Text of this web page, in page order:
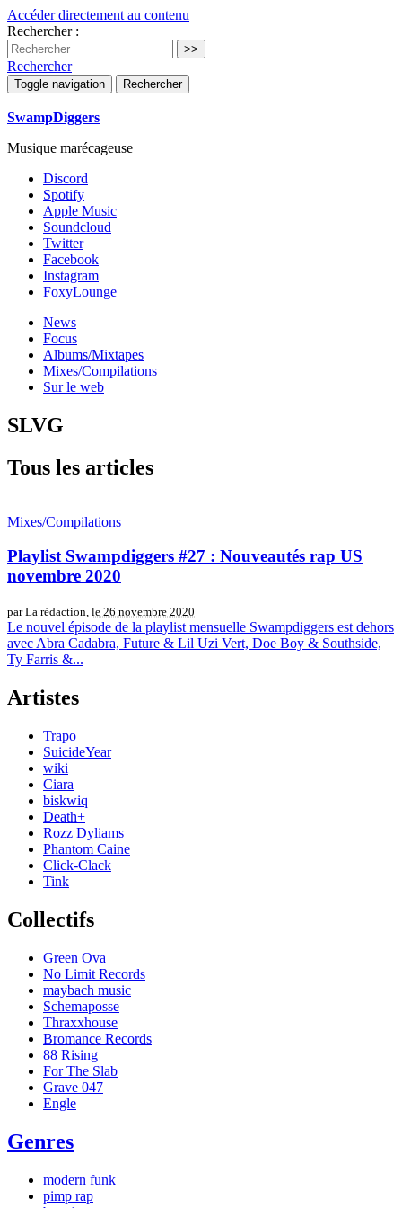
Accéder directement au contenu
Rechercher :
Rechercher
Toggle navigation Rechercher
SwampDiggers
Musique marécageuse
Discord
Spotify
Apple Music
Soundcloud
Twitter
Facebook
Instagram
FoxyLounge
News
Focus
Albums/Mixtapes
Mixes/Compilations
Sur le web
SLVG
Tous les articles
Mixes/Compilations
Playlist Swampdiggers #27 : Nouveautés rap US
novembre 2020
par La rédaction, le 26 novembre 2020
Le nouvel épisode de la playlist mensuelle Swampdiggers est dehors
avec Abra Cadabra, Future & Lil Uzi Vert, Doe Boy & Southside,
Ty Farris &...
Artistes
Trapo
SuicideYear
wiki
Ciara
biskwiq
Death+
Rozz Dyliams
Phantom Caine
Click-Clack
Tink
Collectifs
Green Ova
No Limit Records
maybach music
Schemaposse
Thraxxhouse
Bromance Records
88 Rising
For The Slab
Grave 047
Engle
Genres
modern funk
pimp rap